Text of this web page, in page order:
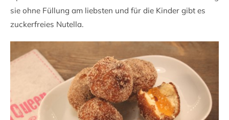
sie ohne Füllung am liebsten und für die Kinder gibt es
zuckerfreies Nutella.